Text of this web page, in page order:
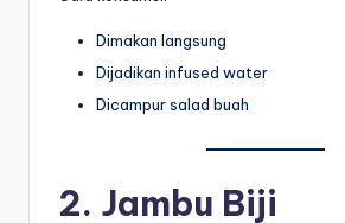
Dimakan langsung
Dijadikan infused water
Dicampur salad buah
2. Jambu Biji